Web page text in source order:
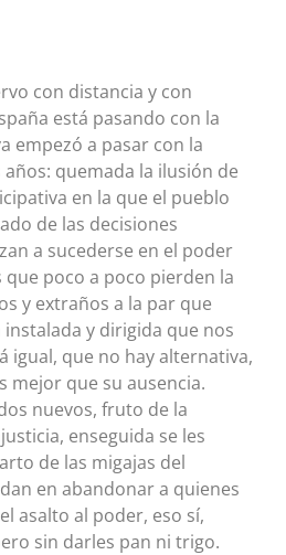
con distancia y con
está pasando con la
empezó a pasar con la
quemada la ilusión de
en la que el pueblo
de las decisiones
a sucederse en el poder
poco a poco pierden la
y extraños a la par que
y dirigida que nos
igual, que no hay alternativa,
mejor que su ausencia.
nuevos, fruto de la
enseguida se les
de las migajas del
en abandonar a quienes
asalto al poder, eso sí,
sin darles pan ni trigo.